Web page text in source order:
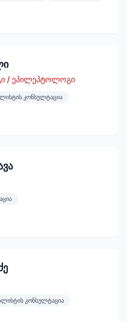
/ ეპილეპტოლოგი
კონსულტაცია
კონსულტაცია